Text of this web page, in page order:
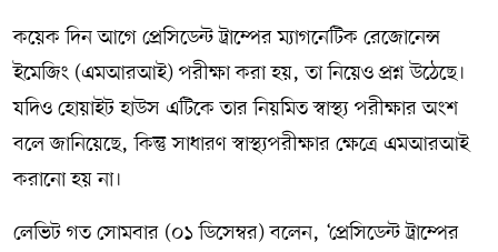
কয়েক দিন আগে প্রেসিডেন্ট ট্রাম্পের ম্যাগনেটিক রেজোনেন্স
ইমেজিং (এমআরআই) পরীক্ষা করা হয়, তা নিয়েও প্রশ্ন উঠেছে।
যদিও হোয়াইট হাউস এটিকে তার নিয়মিত স্বাস্থ্য পরীক্ষার অংশ
বলে জানিয়েছে, কিন্তু সাধারণ স্বাস্থ্যপরীক্ষার ক্ষেত্রে এমআরআই
করানো হয় না।
লেভিট গত সোমবার (০১ ডিসেম্বর) বলেন, ‘প্রেসিডেন্ট ট্রাম্পের